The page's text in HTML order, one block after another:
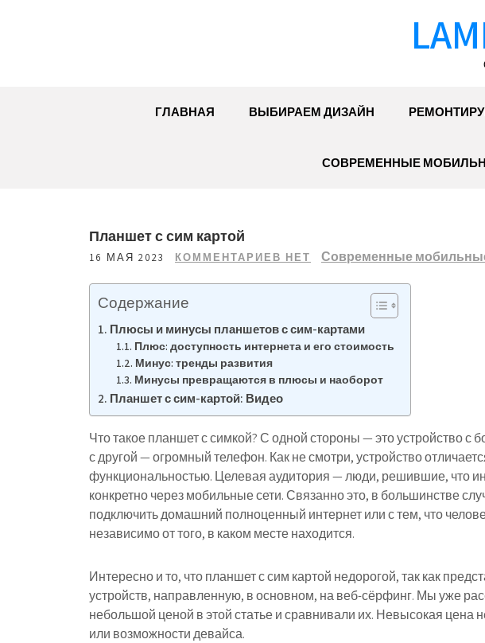
ГЛАВНАЯ ВЫБИРАЕМ ДИЗАЙН
СОВРЕМЕННЫЕ
Планшет с сим картой
16 МАЯ 2023 КОММЕНТАРИЕВ НЕТ Современные
Содержание
Плюсы и минусы планшетов с сим-картами
Плюс: доступность интернета и его стоимость
Минус: тренды развития
Минусы превращаются в плюсы и наоборот
Планшет с сим-картой: Видео
Что такое планшет с симкой? С одной стороны — это устройство с
с другой — огромный телефон. Как не смотри, устройство
функциональностью. Целевая аудитория — люди, решившие, что
конкретно через мобильные сети. Связанно это, в большинстве
подключить домашний полноценный интернет или с тем, что
независимо от того, в каком месте находится.
Интересно и то, что планшет с сим картой недорогой, так как
устройств, направленную, в основном, на веб-сёрфинг. Мы уже
небольшой ценой в этой статье и сравнивали их. Невысокая цена
или возможности девайса.